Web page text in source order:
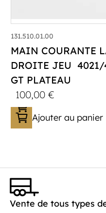
131.510.01.00
MAIN COURANTE
DROITE JEU 4021/
GT PLATEAU
100,00€
Ajouter au panier
Vente de tous types